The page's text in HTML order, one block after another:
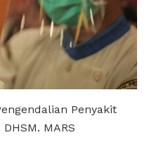
Penyakit
MARS